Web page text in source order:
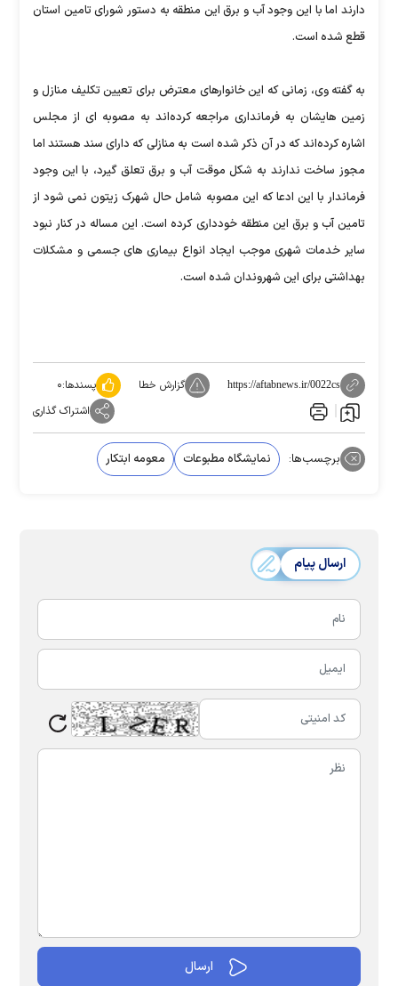
دارند اما با این وجود آب و برق این منطقه به دستور شورای تامین استان
قطع شده است.
به گفته وی، زمانی که این خانوارهای معترض برای تعیین تکلیف منازل و
زمین هایشان به فرمانداری مراجعه کرده‌اند به مصوبه ای از مجلس
اشاره کرده‌اند که در آن ذکر شده است به منازلی که دارای سند هستند اما
مجوز ساخت ندارند به شکل موقت آب و برق تعلق گیرد، با این وجود
فرماندار با این ادعا که این مصوبه شامل حال شهرک زیتون نمی شود از
تامین آب و برق این منطقه خودداری کرده است. این مساله در کنار نبود
سایر خدمات شهری موجب ایجاد انواع بیماری های جسمی و مشکلات
بهداشتی برای این شهروندان شده است.
https://aftabnews.ir/0022cs گزارش خطا پسندها:۰
اشتراک گذاری
برچسب‌ها: نمایشگاه مطبوعات معومه ابتکار
ارسال پیام